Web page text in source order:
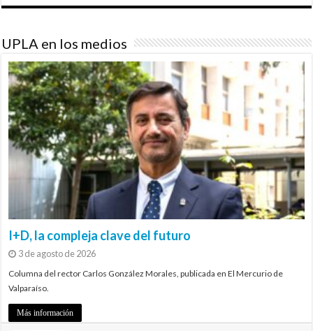
UPLA en los medios
I+D, la compleja clave del futuro
3 de agosto de 2026
Columna del rector Carlos González Morales, publicada en El Mercurio de
Valparaíso.
Más información